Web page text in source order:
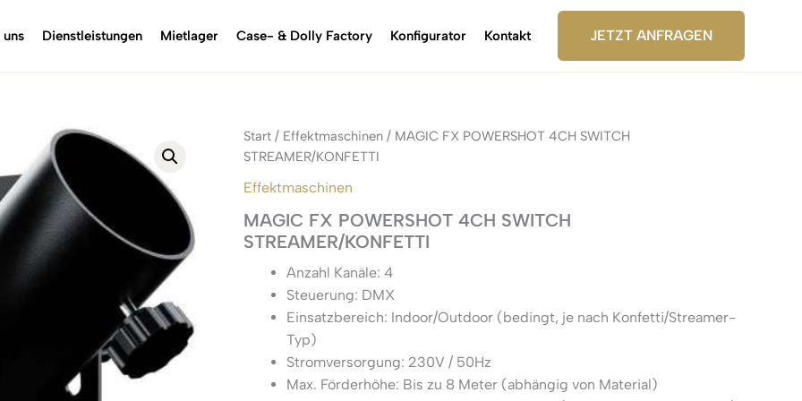
Dienstleistungen Mietlager Case- & Dolly Factory Konfigurator Kontakt JETZT ANFRAGEN
Start / Effektmaschinen / MAGIC FX POWERSHOT 4CH SWITCH
STREAMER/KONFETTI
Effektmaschinen
MAGIC FX POWERSHOT 4CH SWITCH
STREAMER/KONFETTI
Anzahl Kanäle: 4
Steuerung: DMX
Einsatzbereich: Indoor/Outdoor (bedingt, je nach Konfetti/Streamer-
Typ)
Stromversorgung: 230V / 50Hz
Max. Förderhöhe: Bis zu 8 Meter (abhängig von Material)